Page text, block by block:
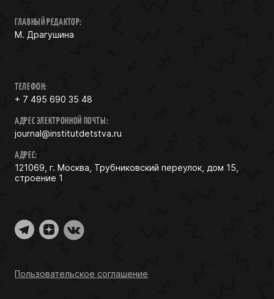
ГЛАВНЫЙ РЕДАКТОР:
М. Драгушина
ТЕЛЕФОН:
+ 7 495 690 35 48
АДРЕС ЭЛЕКТРОННОЙ ПОЧТЫ:
journal@institutdetstva.ru
АДРЕС:
121069, г. Москва, Трубниковский переулок, дом 15,
строение 1
Пользовательское соглашение